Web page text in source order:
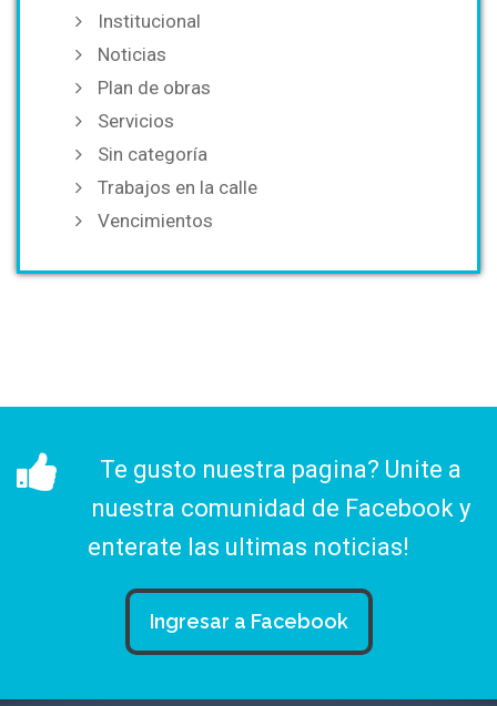
Institucional
Noticias
Plan de obras
Servicios
Sin categoría
Trabajos en la calle
Vencimientos
Te gusto nuestra pagina? Unite a
nuestra comunidad de Facebook y
enterate las ultimas noticias!
Ingresar a Facebook